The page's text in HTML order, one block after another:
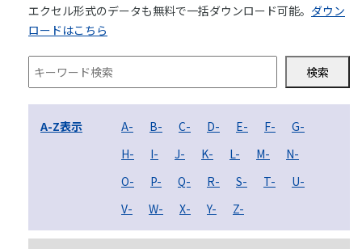
エクセル形式のデータも無料で一括ダウンロード可能。 ダウン
ロードはこちら
検索
A-Z表示 A- B- C- D- E- F-
G-
H-
I- J- K- L- M-
N-
O-
P- Q- R- S- T-
U-
V-
W- X- Y- Z-